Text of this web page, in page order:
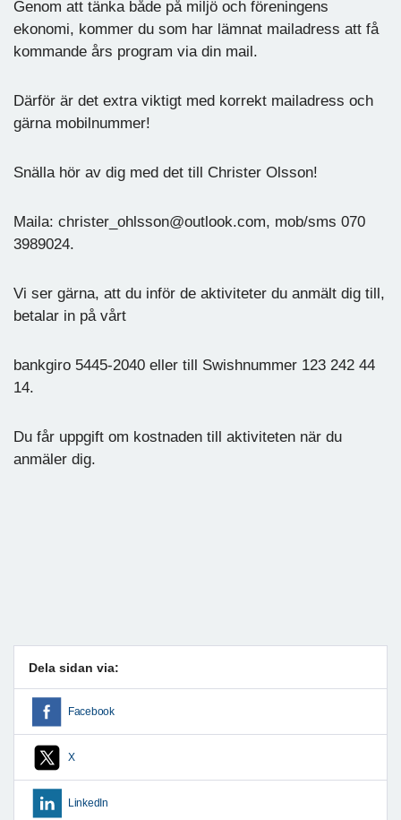
Genom att tänka både på miljö och föreningens
ekonomi, kommer du som har lämnat mailadress att få
kommande års program via din mail.
Därför är det extra viktigt med korrekt mailadress och
gärna mobilnummer!
Snälla hör av dig med det till Christer Olsson!
Maila: christer_ohlsson@outlook.com, mob/sms 070
3989024.
Vi ser gärna, att du inför de aktiviteter du anmält dig till,
betalar in på vårt
bankgiro 5445-2040 eller till Swishnummer 123 242 44
14.
Du får uppgift om kostnaden till aktiviteten när du
anmäler dig.
Dela sidan via:
Facebook
X
LinkedIn